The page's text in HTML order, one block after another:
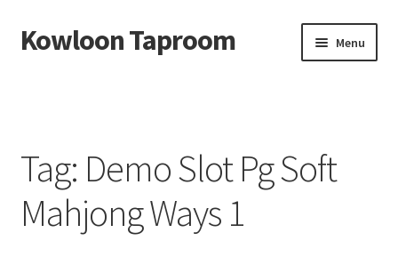
Skip
to
Skip
to
Kowloon Taproom Menu
Contact us
Privacy Policy
Tag: Demo Slot Pg Soft
Mahjong Ways 1